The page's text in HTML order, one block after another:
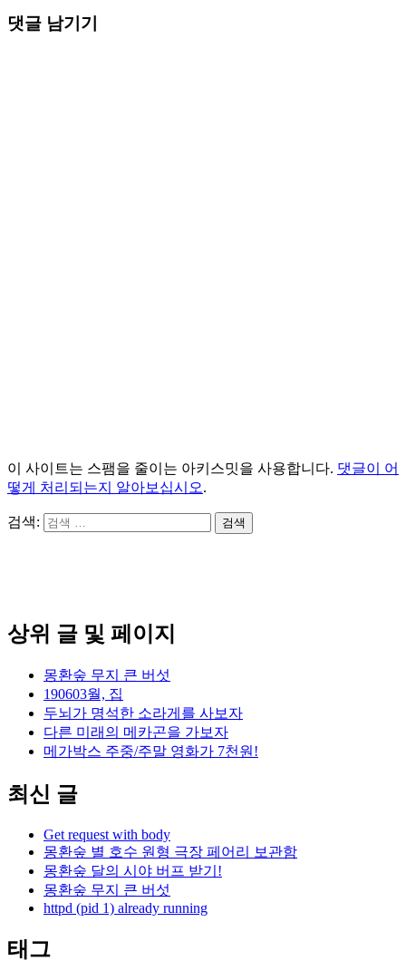
댓글 남기기
이 사이트는 스팸을 줄이는 아키스밋을 사용합니다. 댓글이 어
떻게 처리되는지 알아보십시오.
검색: 검색
상위 글 및 페이지
몽환숲 무지 큰 버섯
190603월, 집
두뇌가 명석한 소라게를 사보자
다른 미래의 메카곤을 가보자
메가박스 주중/주말 영화가 7천원!
최신 글
Get request with body
몽환숲 별 호수 원형 극장 페어리 보관함
몽환숲 달의 시야 버프 받기!
몽환숲 무지 큰 버섯
httpd (pid 1) already running
태그